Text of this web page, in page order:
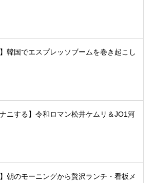
】韓国でエスプレッソブームを巻き起こし
ナニする】令和ロマン松井ケムリ＆JO1河
】朝のモーニングから贅沢ランチ・看板メ